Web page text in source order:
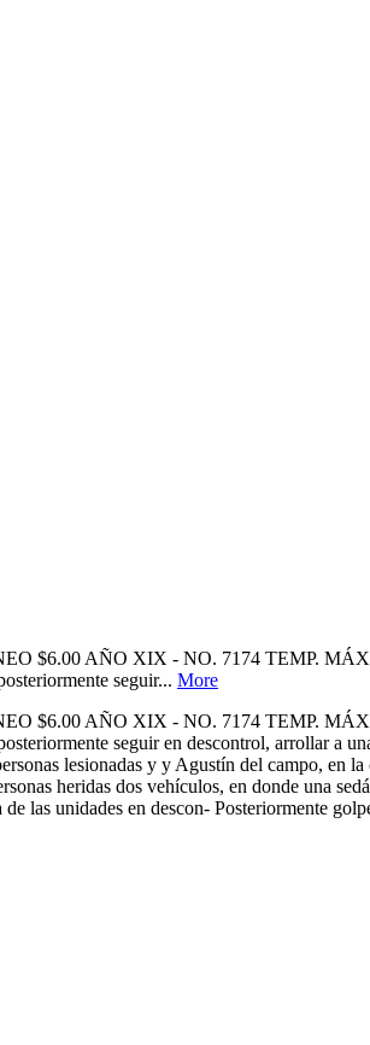
$6.00 AÑO XIX - NO. 7174 TEMP. MÁX
seguir... More
$6.00 AÑO XIX - NO. 7174 TEMP. MÁX
seguir en descontrol, arrollar
lesionadas y y Agustín del campo, en
heridas dos vehículos, en donde una
las unidades en descon- Posteriormente